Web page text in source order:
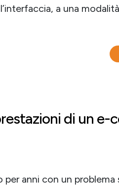
a una
di un e-
anni con un problema